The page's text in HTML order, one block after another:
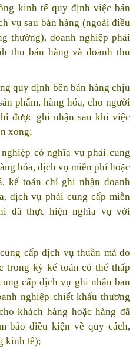
kinh tế quy định việc bán
vụ sau bán hàng (ngoài điều
thường), doanh nghiệp phải
thu bán hàng và doanh thu
quy định bên bán hàng chịu
phẩm, hàng hóa, cho người
được ghi nhận sau khi việc
xong;
có nghĩa vụ phải cung
hóa, dịch vụ miễn phí hoặc
kế toán chỉ ghi nhận doanh
dịch vụ phải cung cấp miễn
đã thực hiện nghĩa vụ với
cấp dịch vụ thuần mà do
trong kỳ kế toán có thể thấp
cấp dịch vụ ghi nhận ban
nghiệp chiết khấu thương
khách hàng hoặc hàng đã
bảo điều kiện về quy cách,
kinh tế);